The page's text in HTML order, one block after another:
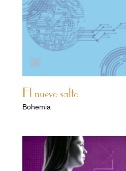
El nuevo salto
Bohemia